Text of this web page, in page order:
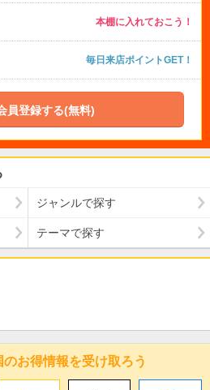
本棚に入れておこう！
毎日来店ポイントGET！
員登録する(無料)
ジャンルで探す
テーマで探す
のお得情報を受け取ろう